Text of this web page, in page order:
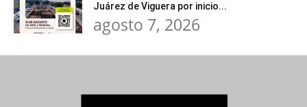
Juárez de Viguera por inicio...
agosto 7, 2026